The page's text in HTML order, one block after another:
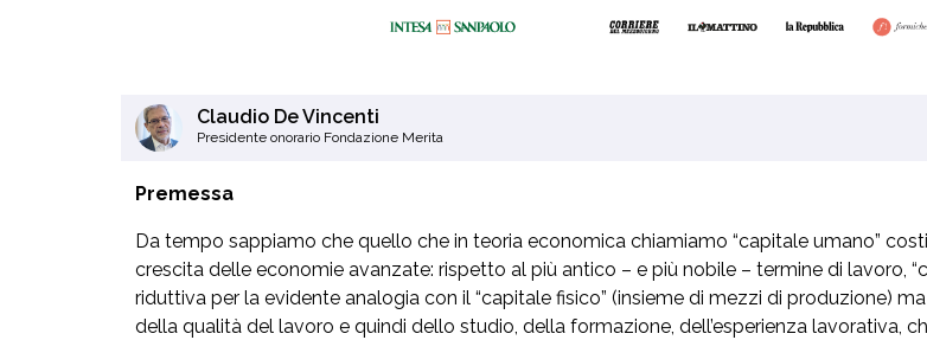
Claudio De Vincenti
Presidente onorario Fondazione Merita
Premessa
Da tempo sappiamo che quello che in teoria economica chiamiamo “capitale umano”
crescita delle economie avanzate: rispetto al più antico – e più nobile – termine di lavoro,
riduttiva per la evidente analogia con il “capitale fisico” (insieme di mezzi di produzione)
della qualità del lavoro e quindi dello studio, della formazione, dell’esperienza lavorativa,